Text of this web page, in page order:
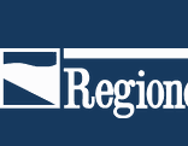
di
pagina